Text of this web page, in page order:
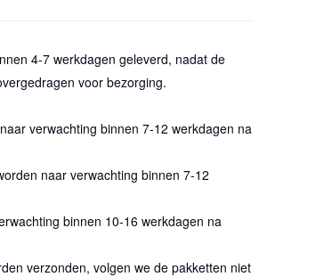
4-7 werkdagen geleverd, nadat de
voor bezorging.
verwachting binnen 7-12 werkdagen na
naar verwachting binnen 7-12
binnen 10-16 werkdagen na
verzonden, volgen we de pakketten niet